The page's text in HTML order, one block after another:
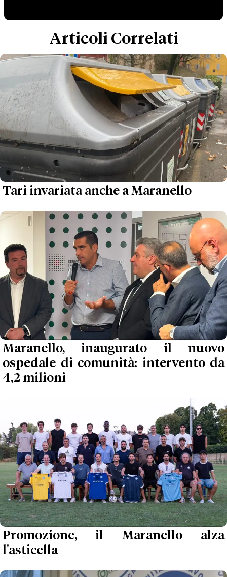
Articoli Correlati
Tari invariata anche a Maranello
Maranello, inaugurato il nuovo
ospedale di comunità: intervento da
4,2 milioni
Promozione, il Maranello alza
l'asticella